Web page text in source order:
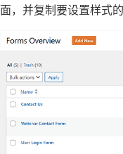
面，并复制要设置样式的